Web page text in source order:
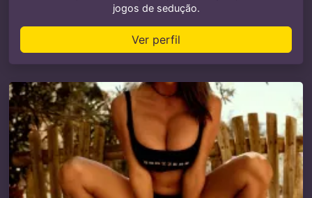
jogos de sedução.
Ver perfil